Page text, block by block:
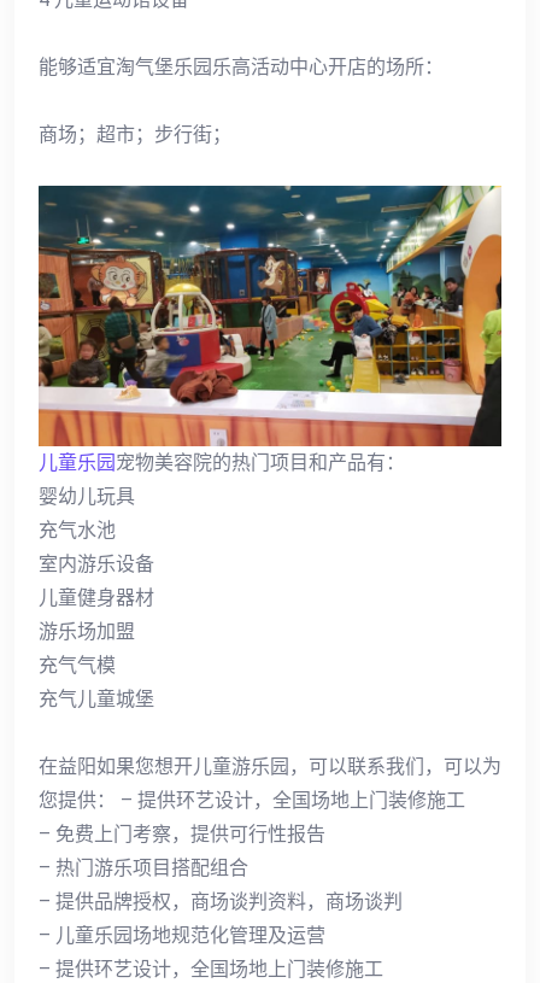
能够适宜淘气堡乐园乐高活动中心开店的场所：
商场；超市；步行街；
儿童乐园 宠物美容院的热门项目和产品有：
婴幼儿玩具
充气水池
室内游乐设备
儿童健身器材
游乐场加盟
充气气模
充气儿童城堡
在益阳如果您想开儿童游乐园，可以联系我们，可以为
您提供： – 提供环艺设计，全国场地上门装修施工
– 免费上门考察，提供可行性报告
– 热门游乐项目搭配组合
– 提供品牌授权，商场谈判资料，商场谈判
– 儿童乐园场地规范化管理及运营
– 提供环艺设计，全国场地上门装修施工